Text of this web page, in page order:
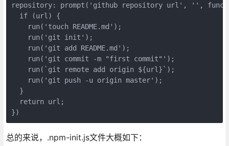
repository: prompt('github repository url', '',
  if (url) {
    run('touch README.md');
    run('git init');
    run('git add README.md');
    run('git commit -m "first commit"');
    run(`git remote add origin ${url}`);
    run('git push -u origin master');
  }
  return url;
总的来说，.npm-init.js文件大概如下：